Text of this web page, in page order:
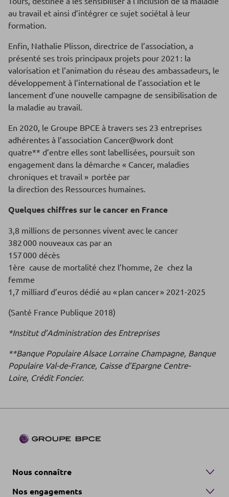
au travail et ainsi d’intégrer ce sujet sociétal à leur
formation.
Enfin, Nathalie Plisson, directrice de l’association, a
présenté ses trois principaux projets pour 2021 : la
valorisation et l’animation du réseau des ambassadeurs, le
développement à l’international de l’association et le
lancement d’une nouvelle campagne de sensibilisation de
la maladie au travail.
En 2020, le Groupe BPCE à travers ses 23 entreprises
adhérentes à l’association Cancer@work dont
quatre** d’entre elles sont labellisées, poursuit son
engagement dans la démarche « Cancer, maladies
chroniques et travail » portée par
la direction des Ressources humaines.
Quelques chiffres sur le cancer en France
3,8 millions de personnes vivent avec le cancer
382 000 nouveaux cas par an
157 000 décès
1ère cause de mortalité chez l’homme, 2e chez la
femme
1,7 milliard d’euros dédié au « plan cancer » 2021-2025
(Santé France Publique 2018)
*Institut d’Administration des Entreprises
**Banque Populaire Alsace Lorraine Champagne, Banque
Populaire Val-de-France, Caisse d’Epargne Centre-
Loire, Crédit Foncier.
Nous connaître
Nos engagements